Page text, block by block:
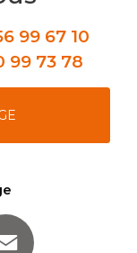
99 67 10
99 73 78